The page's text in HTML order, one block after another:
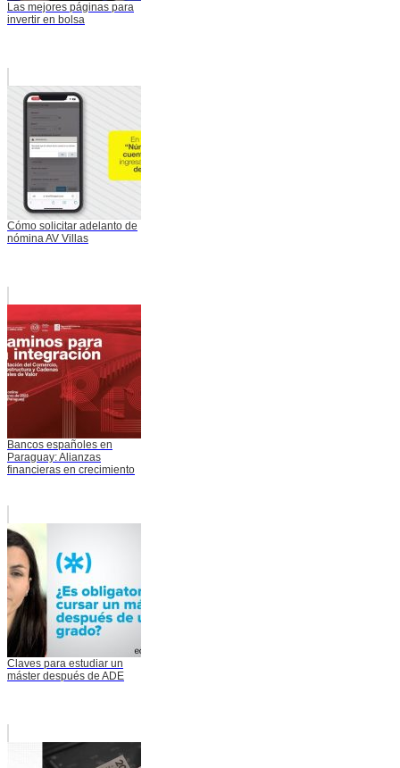
Las mejores páginas para
invertir en bolsa
Cómo solicitar adelanto de
nómina AV Villas
Bancos españoles en
Paraguay: Alianzas
financieras en crecimiento
Claves para estudiar un
máster después de ADE